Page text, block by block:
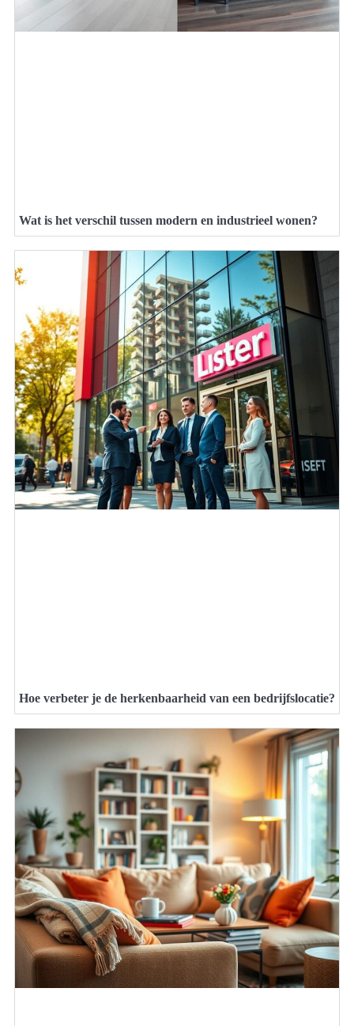
Wat is het verschil tussen modern en industrieel wonen?
Hoe verbeter je de herkenbaarheid van een bedrijfslocatie?